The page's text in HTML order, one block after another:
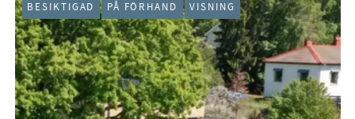
BESIKTIGAD PÅ FÖRHAND VISNING